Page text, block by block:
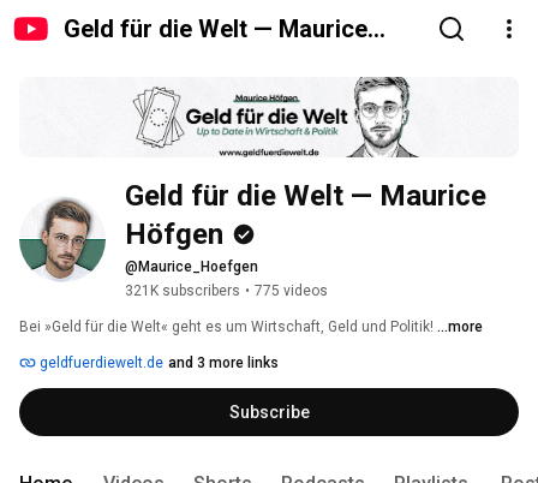
Geld für die Welt — Maurice
Geld für die Welt — Maurice
Höfgen
@Maurice_Hoefgen
321K subscribers • 775 videos
Bei »Geld für die Welt« geht es um Wirtschaft, Geld und Politik! ...more
geldfuerdiewelt.de and 3 more links
Subscribe